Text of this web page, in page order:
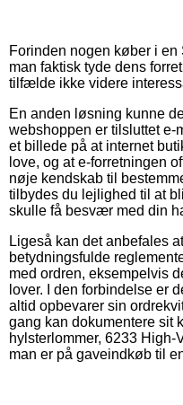
Forinden nogen køber i
man faktisk tyde dens
tilfælde ikke videre
En anden løsning kunne
webshoppen er tilsluttet
et billede på at internet
love, og at e-forretningen
nøje kendskab til
tilbydes du lejlighed til at
skulle få besvær med din
Ligeså kan det anbefales
betydningsfulde
med ordren, eksempelvis
lover. I den forbindelse er
altid opbevarer sin
gang kan dokumentere sit
hylsterlommer, 6233 High-
man er på gaveindkøb til